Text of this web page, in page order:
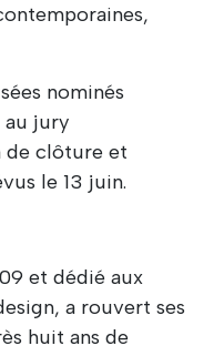
nominés
jury
de clôture et
le 13 juin.
et dédié aux
a rouvert ses
huit ans de